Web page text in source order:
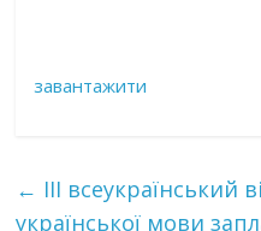
завантажити
← ІІІ
української мови